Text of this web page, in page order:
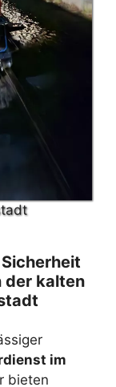
der kalten
im
bieten